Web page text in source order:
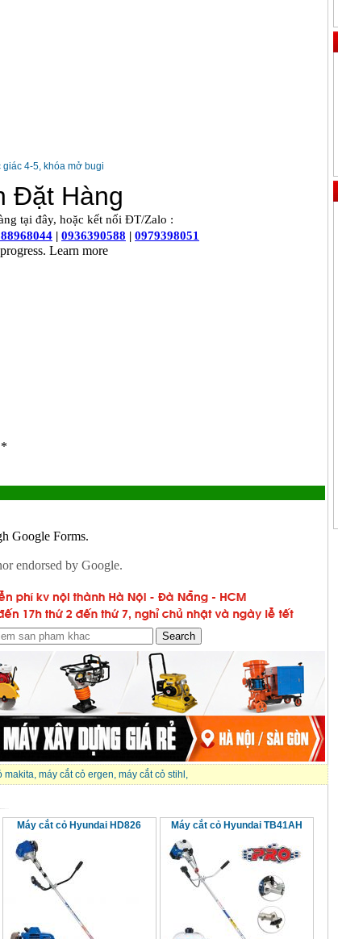
4-5, khóa mở bugi
makita, máy cắt cỏ ergen, máy cắt cỏ stihl ,
Máy cắt cỏ Hyundai HD826 Máy cắt cỏ Hyundai TB41AH